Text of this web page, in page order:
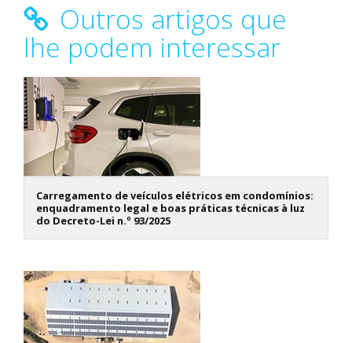
Outros artigos que
lhe podem interessar
Carregamento de veículos elétricos em condomínios:
enquadramento legal e boas práticas técnicas à luz
do Decreto-Lei n.º 93/2025